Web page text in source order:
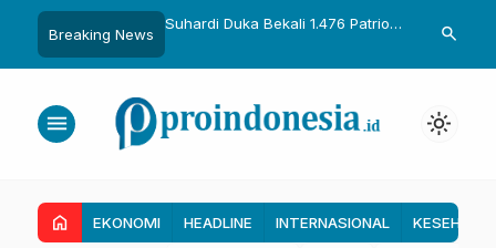
Breaking News
Gelar Sulo
Suhardi Duka Bekali 1.476 Patriot
Dasar Kebijakan Transmigrasi
Gubernur
untuk
search
menu light_mode
home EKONOMI HEADLINE INTERNASIONAL